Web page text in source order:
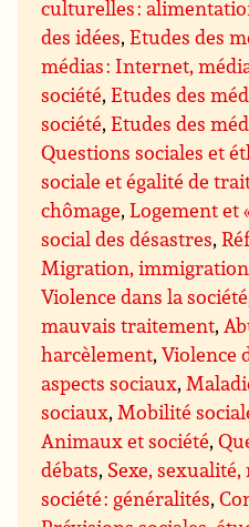
culturelles :
des idées,Etudes des
médias : Internet,
société,Etudes des
société,Etudes des
Questions sociales et
sociale et égalité de
chômage,Logement et
social des désastres,
Migration,
Violence dans la société
mauvais traitement,
harcèlement,Violence
aspects sociaux,
sociaux,Mobilité
Animaux et société,
débats, Sexe,
société : généralités,